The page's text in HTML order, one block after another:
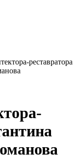
реставратора